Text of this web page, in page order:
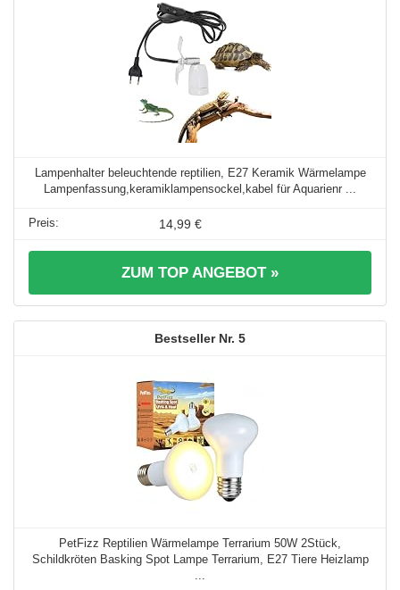
Lampenhalter beleuchtende reptilien, E27 Keramik Wärmelampe
Lampenfassung,keramiklampensockel,kabel für Aquarienr ...
14,99 €
ZUM TOP ANGEBOT »
5
PetFizz Reptilien Wärmelampe Terrarium 50W 2Stück,
Schildkröten Basking Spot Lampe Terrarium, E27 Tiere Heizlamp